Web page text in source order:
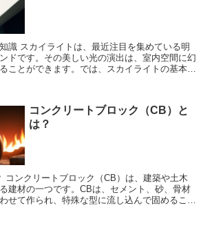
ている明
ドです。その美しい光の演出は、室内空間に幻
ことができます。では、スカイライトの基本知
の上に設置されることが一般的ですが、壁や床
には、さまざまな種類
固定型のスカイライトです。これは、固定され
することはできませんが、常に自然光を取り入
もう一つは、開閉型のスカイライトです。これ
開閉することができ、通気や換気も可能です。
は、いくつかの注意点があります。まず、設置
当たりや風通しの良さを考慮する必要がありま
トのサイズや形状も重要です。小さすぎると明
コンクリートブロック（CB）と
は？
建材の一つです。CBは、セメント、砂、骨材
せて作られ、特殊な型に流し込んで固めること